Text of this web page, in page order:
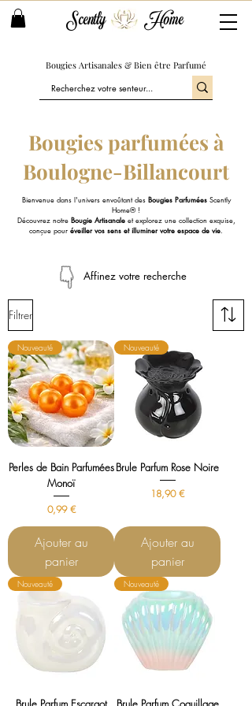
Scently Home
Bougies Artisanales & Bien être Parfumé
Bougies parfumées à
Boulogne-Billancourt
Bienvenue dans l'univers envoûtant des Bougies ParfuméesScently
Home® !
Découvrez notre Bougie Artisanaleet explorez une collection exquise,
conçue pour éveiller vos sens et illuminer votre espace de vie.
Affinez votre recherche
Filtrer
Nouveauté
Perles de Bain Parfumées
Monoï
Prix
0,99 €
Ajouter au
panier
Nouveauté
Brule Parfum Rose Noire
Prix
18,90 €
Ajouter au
panier
Nouveauté Nouveauté